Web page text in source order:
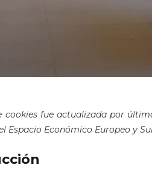
cookies fue actualizada por
Espacio Económico Europeo y